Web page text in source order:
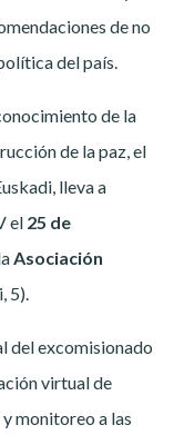
de no
del país.
de la
de la paz, el
lleva a
el 25 de
Asociación
5).
del excomisionado
virtual de
monitoreo a las